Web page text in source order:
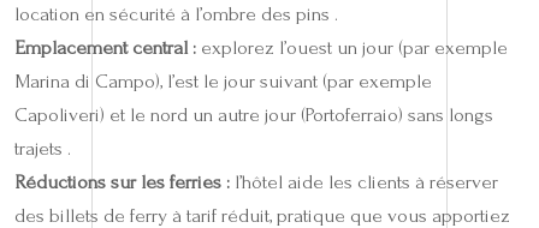
location en sécurité à l’ombre des pins .
Emplacement central : explorez l’ouest un jour (par exemple
Marina di Campo), l’est le jour suivant (par exemple
Capoliveri) et le nord un autre jour (Portoferraio) sans longs
trajets .
Réductions sur les ferries : l’hôtel aide les clients à réserver
des billets de ferry à tarif réduit, pratique que vous apportiez